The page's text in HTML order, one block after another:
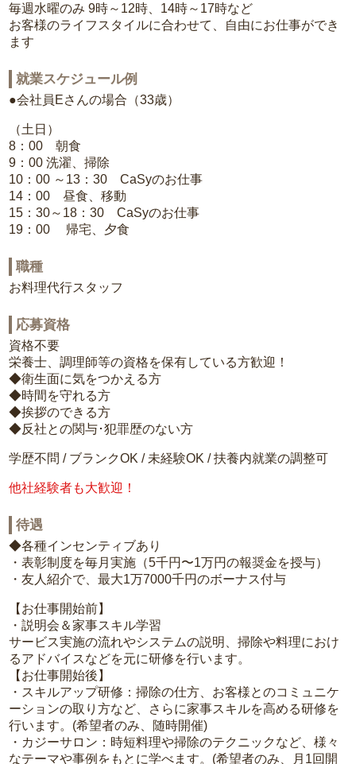
毎週水曜のみ 9時～12時、14時～17時など
お客様のライフスタイルに合わせて、自由にお仕事ができ
ます
就業スケジュール例
●会社員Eさんの場合（33歳）
（土日）
8：00 朝食
9：00 洗濯、掃除
10：00 ～13：30 CaSyのお仕事
14：00 昼食、移動
15：30～18：30 CaSyのお仕事
19：00 帰宅、夕食
職種
お料理代行スタッフ
応募資格
資格不要
栄養士、調理師等の資格を保有している方歓迎！
◆衛生面に気をつかえる方
◆時間を守れる方
◆挨拶のできる方
◆反社との関与･犯罪歴のない方
学歴不問 / ブランクOK / 未経験OK / 扶養内就業の調整可
他社経験者も大歓迎！
待遇
◆各種インセンティブあり
・表彰制度を毎月実施（5千円〜1万円の報奨金を授与）
・友人紹介で、最大1万7000千円のボーナス付与
【お仕事開始前】
・説明会＆家事スキル学習
サービス実施の流れやシステムの説明、掃除や料理におけ
るアドバイスなどを元に研修を行います。
【お仕事開始後】
・スキルアップ研修：掃除の仕方、お客様とのコミュニケ
ーションの取り方など、さらに家事スキルを高める研修を
行います。(希望者のみ、随時開催)
・カジーサロン：時短料理や掃除のテクニックなど、様々
なテーマや事例をもとに学べます。(希望者のみ、月1回開